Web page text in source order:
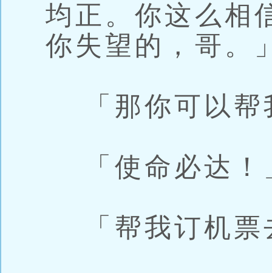
均正。你这么相
你失望的，哥。
「那你可以帮
「使命必达！
「帮我订机票